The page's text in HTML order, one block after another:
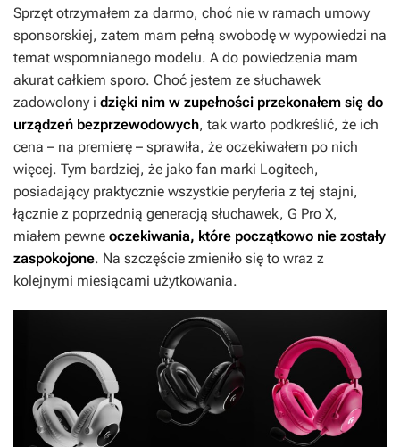
Sprzęt otrzymałem za darmo, choć nie w ramach umowy
sponsorskiej, zatem mam pełną swobodę w wypowiedzi na
temat wspomnianego modelu. A do powiedzenia mam
akurat całkiem sporo. Choć jestem ze słuchawek
zadowolony i dzięki nim w zupełności przekonałem się do
urządzeń bezprzewodowych, tak warto podkreślić, że ich
cena – na premierę – sprawiła, że oczekiwałem po nich
więcej. Tym bardziej, że jako fan marki Logitech,
posiadający praktycznie wszystkie peryferia z tej stajni,
łącznie z poprzednią generacją słuchawek, G Pro X,
miałem pewne oczekiwania, które początkowo nie zostały
zaspokojone. Na szczęście zmieniło się to wraz z
kolejnymi miesiącami użytkowania.